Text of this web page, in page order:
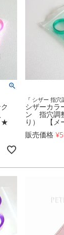
ク
★
『 シザー 指穴
シザーカ
ン 指穴調
り） 【メ
販売価格 ¥